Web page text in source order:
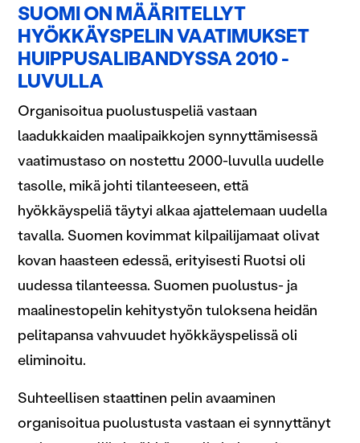
SUOMI ON MÄÄRITELLYT
HYÖKKÄYSPELIN VAATIMUKSET
HUIPPUSALIBANDYSSA 2010 -
LUVULLA
Organisoitua puolustuspeliä vastaan
laadukkaiden maalipaikkojen synnyttämisessä
vaatimustaso on nostettu 2000-luvulla uudelle
tasolle, mikä johti tilanteeseen, että
hyökkäyspeliä täytyi alkaa ajattelemaan uudella
tavalla. Suomen kovimmat kilpailijamaat olivat
kovan haasteen edessä, erityisesti Ruotsi oli
uudessa tilanteessa. Suomen puolustus- ja
maalinestopelin kehitystyön tuloksena heidän
pelitapansa vahvuudet hyökkäyspelissä oli
eliminoitu.
Suhteellisen staattinen pelin avaaminen
organisoitua puolustusta vastaan ei synnyttänyt